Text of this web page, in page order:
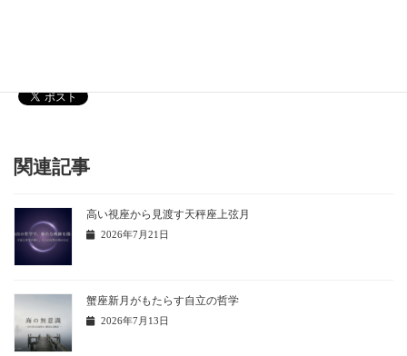
関連記事
高い視座から見渡す天秤座上弦月
2026年7月21日
蟹座新月がもたらす自立の哲学
2026年7月13日